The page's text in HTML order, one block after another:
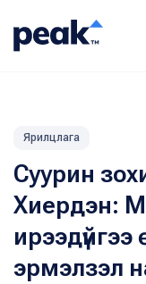
Ярилцлага
Суурин
Хиердэн:
ирээдүйгээ
эрмэлзэл